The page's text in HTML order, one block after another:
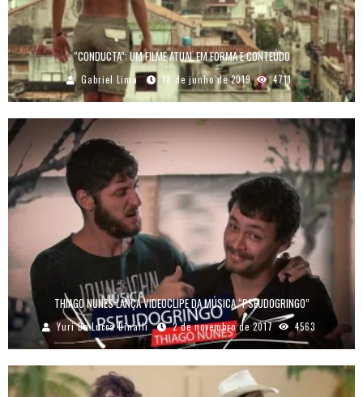
“CONDUCTA”: UM FILME ATUAL EM FORMA E CONTEÚDO
Gabriel Lima 18 de junho de 2019 4711
THIAGO NUNES LANÇA VIDEOCLIPE DA MÚSICA “PSEUDOGRINGO”
Yuri De Lucca Dinalli 2 de novembro de 2017 4563